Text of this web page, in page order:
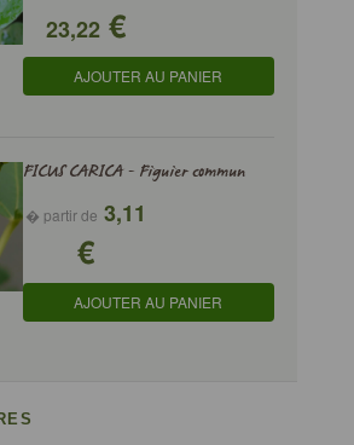
23,22€
AJOUTER AU PANIER
FICUS CARICA - Figuier commun
� partir de 3,11
€
AJOUTER AU PANIER